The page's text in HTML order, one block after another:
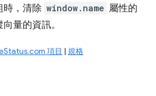
時，清除 window.name 屬性的
量的資訊。
項目 | 規格